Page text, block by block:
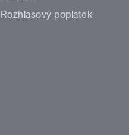
Rozhlasový poplatek